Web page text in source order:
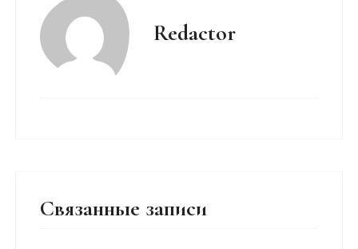
Redactor
Связанные записи